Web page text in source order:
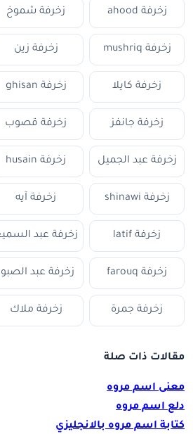
زخرفة ahood زخرفة شموخ
زخرفة mushriq زخرفة زين
زخرفة كايلا زخرفة ghisan
زخرفة جانفز زخرفة قصوب
زخرفة عبد الجميل زخرفة husain
زخرفة shinawi زخرفة آيه
زخرفة latif زخرفة عبد
زخرفة farouq زخرفة عبد
زخرفة جمرة زخرفة ملاك
مقالات ذات صلة
معنى اسم مروه
دلع اسم مروه
كتابة اسم مروه بالانجليزي